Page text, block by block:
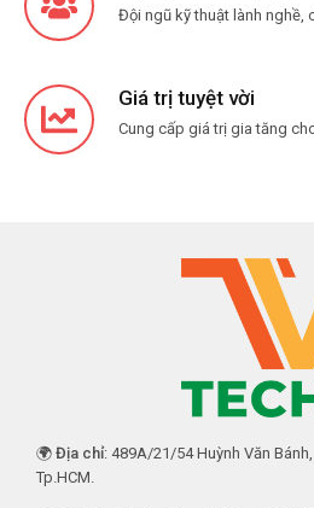
Đội ngũ kỹ thuật lành nghề,
Giá trị tuyệt vời
Cung cấp giá trị gia tăng
🌍 Địa chỉ: 489A/21/54 Huỳnh Văn
Tp.HCM.